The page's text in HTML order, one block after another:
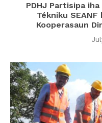
PDHJ Partisipa
Tékniku
Kooperasaun